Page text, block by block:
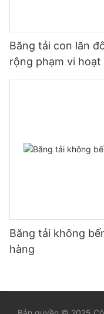
Băng tải con lăn
rộng phạm vi hoạt
hàng
Băng tải không
hàng